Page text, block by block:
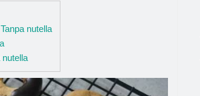
nutella